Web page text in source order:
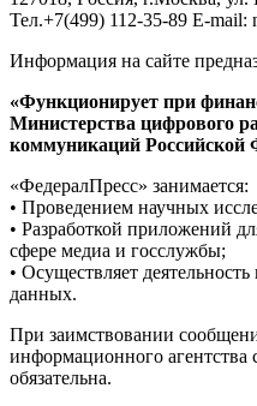
Тел.+7(499) 112-35-89 E-mail:
Информация на сайте
«Функционирует при
Министерства цифрового
коммуникаций Российской
«ФедералПресс» занимается:
• Проведением научных
• Разработкой приложений
сфере медиа и госслужбы;
• Осуществляет
данных.
При заимствовании
информационного агентства
обязательна.